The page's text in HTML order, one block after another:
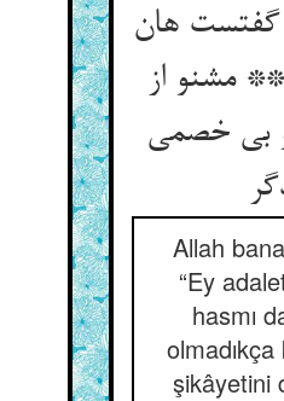
هان
مشنو از
بی خصمی
Allah
“Ey
hasmı
şikâyetini